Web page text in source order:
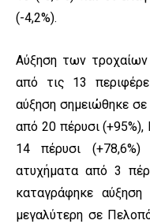
(-4,2%).
Αύξηση των
από τις 13
αύξηση σημειώθηκε
από 20 πέρυσι
14 πέρυσι
ατυχήματα από 3
καταγράφηκε
μεγαλύτερη σε